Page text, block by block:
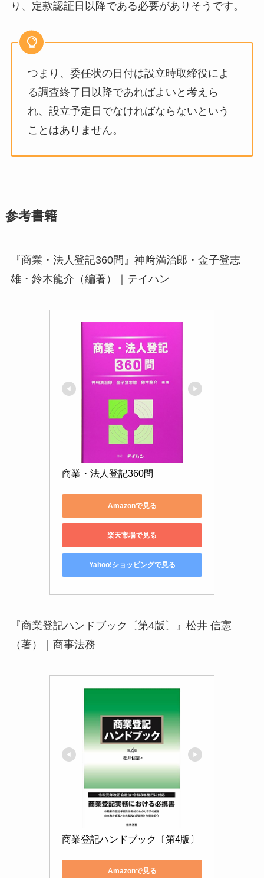
り、定款認証日以降である必要がありそうです。
つまり、委任状の日付は設立時取締役によ
る調査終了日以降であればよいと考えら
れ、設立予定日でなければならないという
ことはありません。
参考書籍
『商業・法人登記360問』神﨑満治郎・金子登志
雄・鈴木龍介（編著）｜テイハン
商業・法人登記360問
Amazonで見る
楽天市場で見る
Yahoo!ショッピングで見る
『商業登記ハンドブック〔第4版〕』松井 信憲
（著）｜商事法務
商業登記ハンドブック〔第4版〕
Amazonで見る